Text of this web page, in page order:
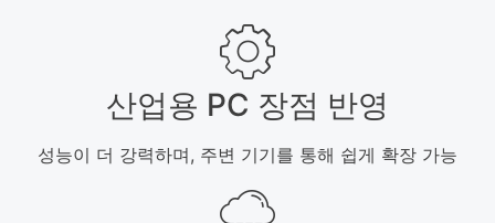
산업용 PC 장점 반영
성능이 더 강력하며, 주변 기기를 통해 쉽게 확장 가능